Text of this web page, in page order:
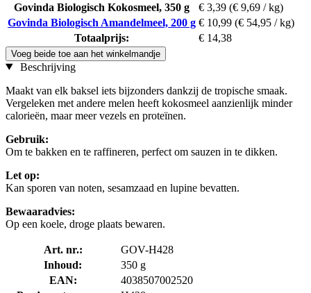
Govinda Biologisch Kokosmeel, 350 g € 3,39 (€ 9,69 / kg)
Govinda Biologisch Amandelmeel, 200 g € 10,99 (€ 54,95 / kg)
Totaalprijs:
€ 14,38
Voeg beide toe aan het winkelmandje
Beschrijving
Maakt van elk baksel iets bijzonders dankzij de tropische smaak.
Vergeleken met andere melen heeft kokosmeel aanzienlijk minder
calorieën, maar meer vezels en proteïnen.
Gebruik:
Om te bakken en te raffineren, perfect om sauzen in te dikken.
Let op:
Kan sporen van noten, sesamzaad en lupine bevatten.
Bewaaradvies:
Op een koele, droge plaats bewaren.
Art. nr.:
GOV-H428
Inhoud:
350 g
EAN:
4038507002520